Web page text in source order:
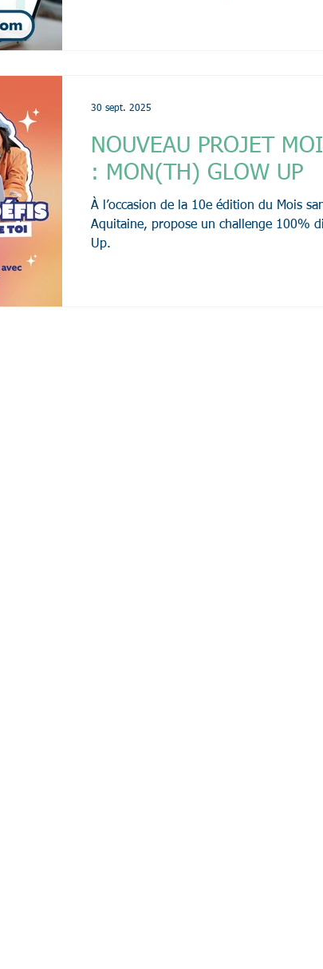
NOUVEAU PROJET
: MON(TH) GLOW UP
À l’occasion de la 10e édition du Mois
Aquitaine, propose un challenge 100%
Up.
30 sept. 2025